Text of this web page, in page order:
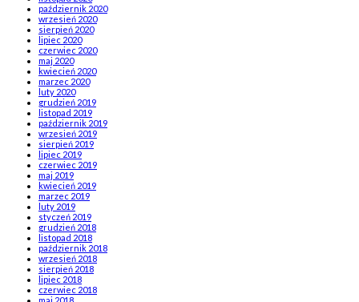
październik 2020
wrzesień 2020
sierpień 2020
lipiec 2020
czerwiec 2020
maj 2020
kwiecień 2020
marzec 2020
luty 2020
grudzień 2019
listopad 2019
październik 2019
wrzesień 2019
sierpień 2019
lipiec 2019
czerwiec 2019
maj 2019
kwiecień 2019
marzec 2019
luty 2019
styczeń 2019
grudzień 2018
listopad 2018
październik 2018
wrzesień 2018
sierpień 2018
lipiec 2018
czerwiec 2018